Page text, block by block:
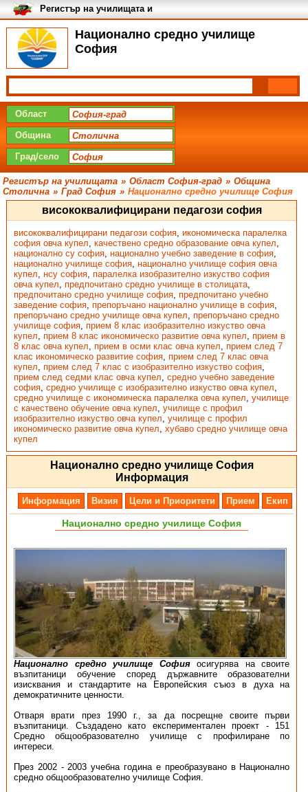
Национално средно училище
София
Регистър на училищата и
университетите в България
Област
Община
Град/село
Регистър на училищата » Област София-град » Община
Столична » Град София » Национално средно училище София
висококвалифицирани педагози софия
висококвалифицирани педагози софия, икономическа паралелка
софия овча купел, качествено средно образование овча купел,
национално су софия, национално учебно заведение в софия,
национално училище софия, национално училище софия овча
купел, нсу софия, паралелка изобразително изкуство софия
овча купел, предпочитано средно училище в столицата,
предпочитано средно училище софия, предпочитано учебно
заведение софия, препоръчано национално училище в софия,
препоръчано средно училище овча купел, препоръчано средно
училище софия, прием 8 клас изобразително изкуство овча
купел, прием 8 клас икономическо развитие овча купел, прием в
8 клас овча купел, прием в осми клас овча купел, прием след 7
клас икономическо развитие софия, прием след 7 клас овча
купел, прием след 7 клас с изобразително изкуство софия,
прием след седми клас овча купел, средно учебно заведение
софия, средно училище с изобразително изкуство овча купел,
средно училище с икономическа паралелка овча купел, училище
с качествено обучение овча купел, училище с профил
изобразително изкуство овча купел, училище с профил
икономическо развитие овча купел, хубаво средно училище овча
купел
Национално средно училище София
Информация
Информация Визия Цели и Приоритети Прием Екип
Национално средно училище София
Национално средно училище Софияосигурява на своите
възпитаници обучение според държавните образователни
изисквания и стандартите на Европейския съюз в духа на
демократичните ценности.
Отваря врати през 1990 г., за да посрещне своите първи
възпитаници. Създадено като експериментален проект - 151
Средно общообразователно училище с профилиране по
интереси.
През 2002 - 2003 учебна година е преобразувано в Национално
средно общообразователно училище София.